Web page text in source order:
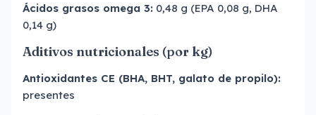
Ácidos grasos omega 3: 0,48 g (EPA 0,08 g, DHA
0,14 g)
Aditivos nutricionales (por kg)
Antioxidantes CE (BHA, BHT, galato de propilo):
presentes